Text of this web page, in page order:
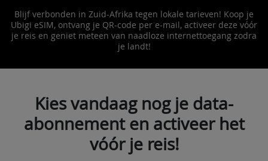
Blijf verbonden in Zuid-Afrika tegen lokale tarieven! Koop je
Ubigi eSIM, ontvang je QR-code per e-mail, activeer deze vóór
je reis en geniet meteen van naadloze internettoegang zodra
je landt!
Kies vandaag nog je data-
abonnement en activeer het
vóór je reis!